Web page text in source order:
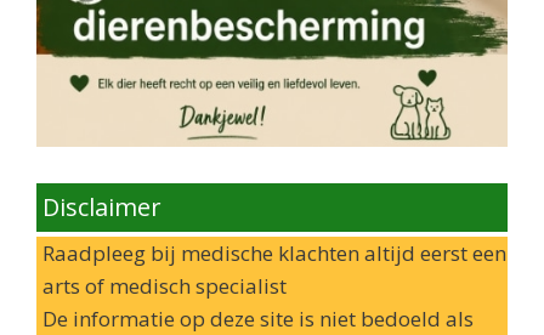
Disclaimer
Raadpleeg bij medische klachten altijd eerst een
arts of medisch specialist
De informatie op deze site is niet bedoeld als